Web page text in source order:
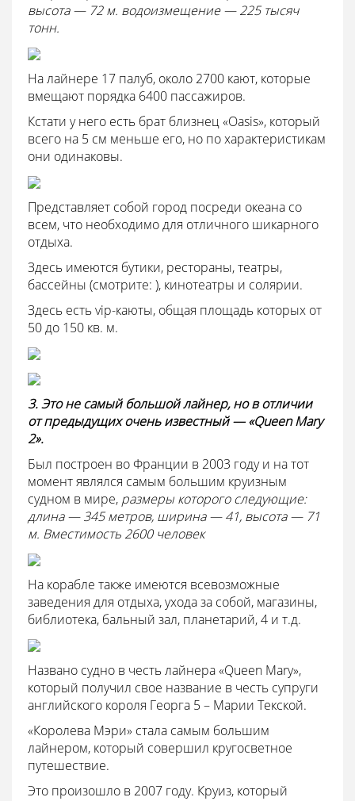
высота — 72 м. водоизмещение — 225 тысяч
тонн.
На лайнере 17 палуб, около 2700 кают, которые
вмещают порядка 6400 пассажиров.
Кстати у него есть брат близнец «Oasis», который
всего на 5 см меньше его, но по характеристикам
они одинаковы.
Представляет собой город посреди океана со
всем, что необходимо для отличного шикарного
отдыха.
Здесь имеются бутики, рестораны, театры,
бассейны (смотрите: ), кинотеатры и солярии.
Здесь есть vip-каюты, общая площадь которых от
50 до 150 кв. м.
3. Это не самый большой лайнер, но в отличии
от предыдущих очень известный — «Queen Mary
2».
Был построен во Франции в 2003 году и на тот
момент являлся самым большим круизным
судном в мире, размеры которого следующие:
длина — 345 метров, ширина — 41, высота — 71
м. Вместимость 2600 человек
На корабле также имеются всевозможные
заведения для отдыха, ухода за собой, магазины,
библиотека, бальный зал, планетарий, 4 и т.д.
Названо судно в честь лайнера «Queen Mary»,
который получил свое название в честь супруги
английского короля Георга 5 – Марии Текской.
«Королева Мэри» стала самым большим
лайнером, который совершил кругосветное
путешествие.
Это произошло в 2007 году. Круиз, который